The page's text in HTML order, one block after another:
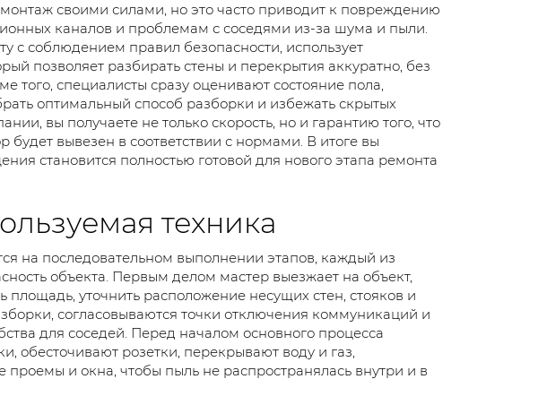
своими силами, но это часто приводит к повреждению
каналов и проблемам с соседями из-за шума и пыли.
с соблюдением правил безопасности, использует
позволяет разбирать стены и перекрытия аккуратно, без
того, специалисты сразу оценивают состояние пола,
оптимальный способ разборки и избежать скрытых
вы получаете не только скорость, но и гарантию того, что
вывезен в соответствии с нормами. В итоге вы
становится полностью готовой для нового этапа ремонта
техника
на последовательном выполнении этапов, каждый из
объекта. Первым делом мастер выезжает на объект,
площадь, уточнить расположение несущих стен, стояков и
согласовываются точки отключения коммуникаций и
для соседей. Перед началом основного процесса
обесточивают розетки, перекрывают воду и газ,
и окна, чтобы пыль не распространялась внутри и в